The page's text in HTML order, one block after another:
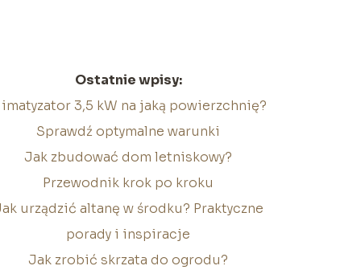
Ostatnie wpisy:
3,5 kW na jaką powierzchnię?
Sprawdź optymalne warunki
Jak zbudować dom letniskowy?
Przewodnik krok po kroku
urządzić altanę w środku? Praktyczne
porady i inspiracje
Jak zrobić skrzata do ogrodu?